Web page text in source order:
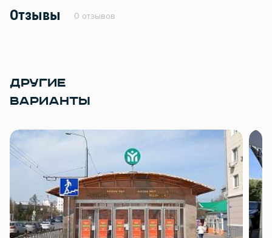
Отзывы 0 отзывов
ДРУГИЕ
ВАРИАНТЫ